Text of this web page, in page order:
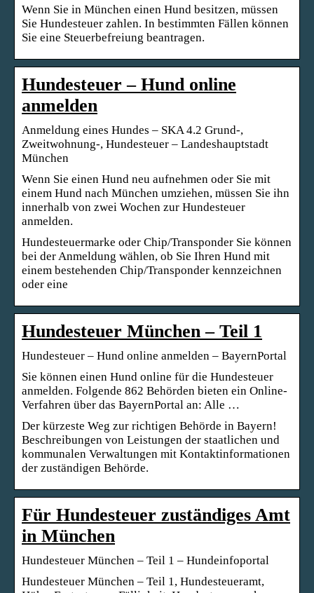
Wenn Sie in München einen Hund besitzen, müssen
Sie Hundesteuer zahlen. In bestimmten Fällen können
Sie eine Steuerbefreiung beantragen.
Hundesteuer – Hund online
anmelden
Anmeldung eines Hundes – SKA 4.2 Grund-,
Zweitwohnung-, Hundesteuer – Landeshauptstadt
München
Wenn Sie einen Hund neu aufnehmen oder Sie mit
einem Hund nach München umziehen, müssen Sie ihn
innerhalb von zwei Wochen zur Hundesteuer
anmelden.
Hundesteuermarke oder Chip/Transponder Sie können
bei der Anmeldung wählen, ob Sie Ihren Hund mit
einem bestehenden Chip/Transponder kennzeichnen
oder eine
Hundesteuer München – Teil 1
Hundesteuer – Hund online anmelden – BayernPortal
Sie können einen Hund online für die Hundesteuer
anmelden. Folgende 862 Behörden bieten ein Online-
Verfahren über das BayernPortal an: Alle …
Der kürzeste Weg zur richtigen Behörde in Bayern!
Beschreibungen von Leistungen der staatlichen und
kommunalen Verwaltungen mit Kontaktinformationen
der zuständigen Behörde.
Für Hundesteuer zuständiges Amt
in München
Hundesteuer München – Teil 1 – Hundeinfoportal
Hundesteuer München – Teil 1, Hundesteueramt,